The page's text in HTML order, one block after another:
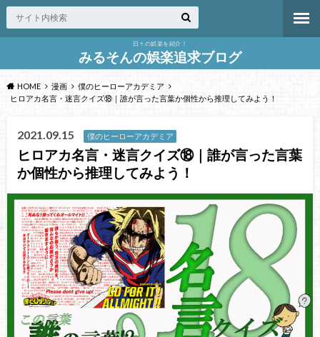
日々の娯楽を紹介！
みるそんの娯楽追求ブログ
HOME 漫画
僕のヒーローアカデミア
ヒロアカ名言・迷言クイズ⑱｜誰が言った言葉か個性から推理してみよう！
2021.09.15 僕のヒーローアカデミア
ヒロアカ名言・迷言クイズ⑱｜誰が言った言葉
か個性から推理してみよう！